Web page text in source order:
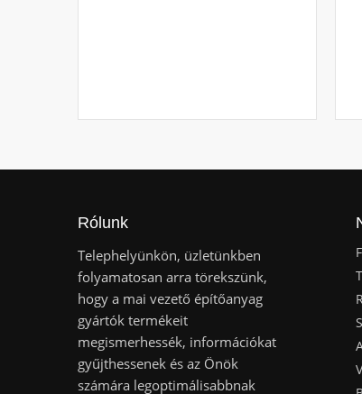
Rólunk
Telephelyünkön, üzletünkben
folyamatosan arra törekszünk,
hogy a mai vezető építőanyag
gyártók termékeit
megismerhessék, információkat
gyűjthessenek és az Önök
számára legoptimálisabbnak